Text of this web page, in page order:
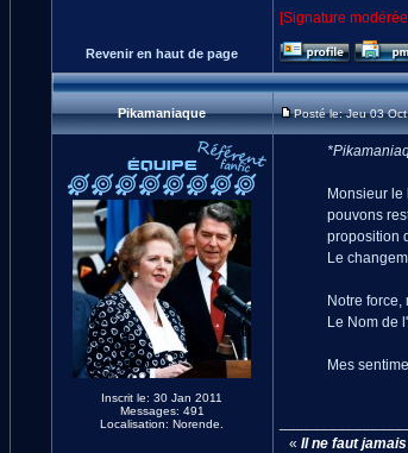
[Signature
Revenir en haut de page
Pikamaniaque Posté le: Jeu 03
Inscrit le: 30 Jan 2011
Messages: 491
Localisation: Norende.
Monsieur le
pouvons
proposition
Le
Notre
Le Nom de
Mes
« Il ne faut